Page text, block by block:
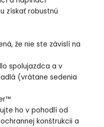
získať robustnú
že nie ste závislí na
spolujazdca a v
(vrátane sedenia
ho v pohodlí od
konštrukcii a